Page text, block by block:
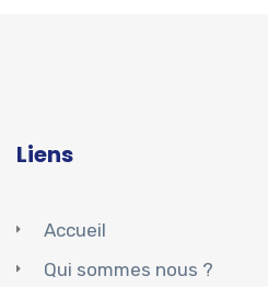
Liens
Accueil
Qui sommes nous ?